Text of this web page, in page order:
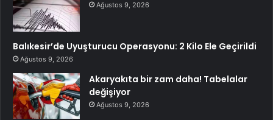
Ağustos 9, 2026
Balıkesir’de Uyuşturucu Operasyonu: 2 Kilo Ele Geçirildi
Ağustos 9, 2026
Akaryakıta bir zam daha! Tabelalar
değişiyor
Ağustos 9, 2026